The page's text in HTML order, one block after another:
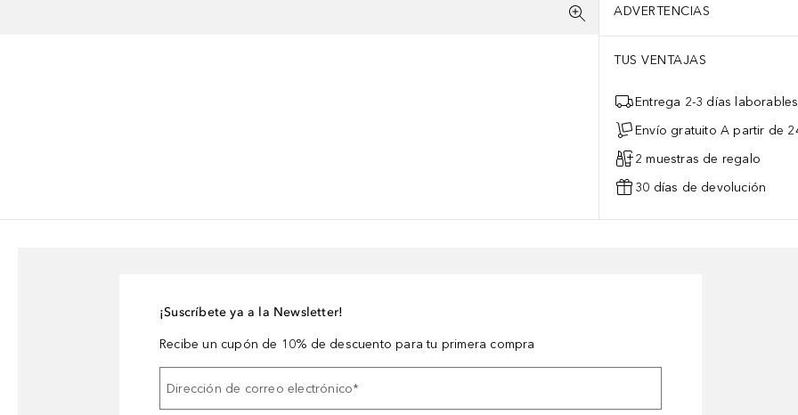
ADVERTENCIAS
TUS VENTAJAS
Entrega 2-3 días laborables
Envío gratuito A partir de
2 muestras de regalo
30 días de devolución
¡Suscríbete ya a la Newsletter!
Recibe un cupón de 10% de descuento para tu primera compra
Dirección de correo electrónico*